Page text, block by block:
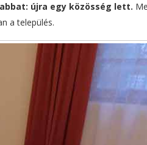
újra egy közösség lett.
a település.